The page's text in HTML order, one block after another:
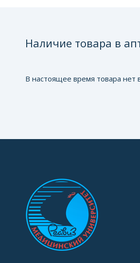
Наличие товара в
В настоящее время товара